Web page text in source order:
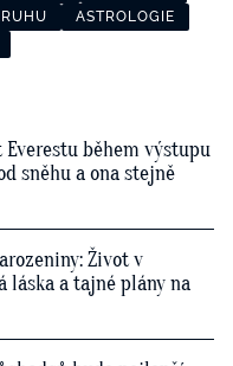
ASTROLOGIE
během výstupu
sněhu a ona stejně
Život v
láska a tajné plány na